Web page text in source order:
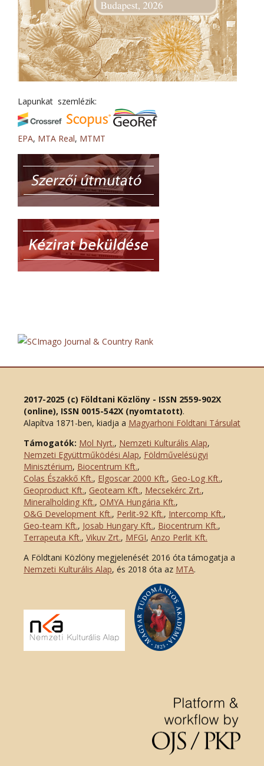
Lapunkat szemlézik:
EPA, MTA Real, MTMT
2017-2025 (c) Földtani Közlöny - ISSN 2559-902X
(online), ISSN 0015-542X (nyomtatott).
Alapítva 1871-ben, kiadja a Magyarhoni Földtani Társulat
Támogatók: Mol Nyrt., Nemzeti Kulturális Alap,
Nemzeti Együttműködési Alap, Földművelésügyi
Minisztérium, Biocentrum Kft.,
Colas Északkő Kft., Elgoscar 2000 Kft., Geo-Log Kft.,
Geoproduct Kft., Geoteam Kft., Mecsekérc Zrt.,
Mineralholding Kft., OMYA Hungária Kft.,
O&G Development Kft., Perlit-92 Kft., Intercomp Kft.,
Geo-team Kft., Josab Hungary Kft., Biocentrum Kft.,
Terrapeuta Kft., Vikuv Zrt., MFGI, Anzo Perlit Kft.
A Földtani Közlöny megjelenését 2016 óta támogatja a
Nemzeti Kulturális Alap, és 2018 óta az MTA.